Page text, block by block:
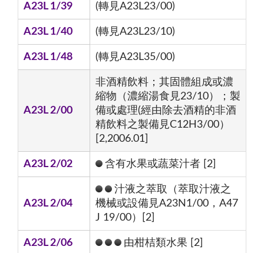
A23L 1/39 (轉見A23L23/00)
A23L 1/40 (轉見A23L23/10)
A23L 1/48 (轉見A23L35/00)
A23L 2/00
非酒精飲料；其固體組成或濃
縮物（濃縮湯食見23/10）；製
備或處理(經由除去酒精的非酒
精飲料之製備見C12H3/00）
[2,2006.01]
A23L 2/02 含有水果或蔬菜汁者 [2]
A23L 2/04
汁液之萃取（萃取汁液之
機械或設備見A23N1/00，A47
J 19/00）[2]
A23L 2/06 由柑桔類水果 [2]